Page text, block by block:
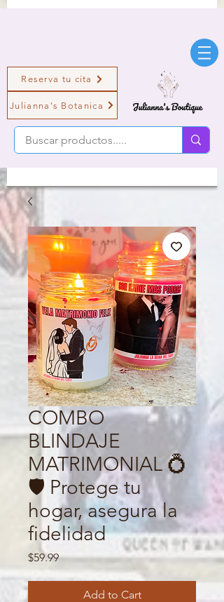
Reserva tu cita
Julianna's Botanica
COMBO
BLINDAJE
MATRIMONIAL 💍
🛡️ Protege tu
hogar, asegura la
fidelidad
$59.99Price
Add to Cart